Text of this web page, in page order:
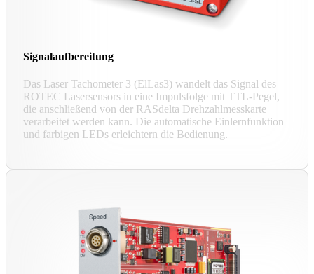
Signalaufbereitung
Das Laser Tachometer 3 (ElLas3) wandelt das Signal des
ROTEC Lasersensors in eine Impulsfolge mit TTL-Pegel,
die anschließend von der RASdelta Drehzahlmesskarte
verarbeitet werden kann. Die automatische Einlernfunktion
und farbigen LEDs erleichtern die Bedienung.